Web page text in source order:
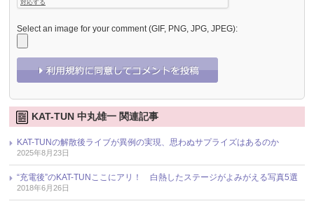
Select an image for your comment (GIF, PNG, JPG, JPEG):
KAT-TUN 中丸雄一 関連記事
KAT-TUNの解散後ライブが異例の実現、思わぬサプライズはあるのか
2025年8月23日
“充電後”のKAT-TUNここにアリ！ 白熱したステージがよみがえる写真5選
2018年6月26日